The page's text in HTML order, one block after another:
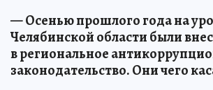
— Осенью прошлого года на
Челябинской области были
в региональное
законодательство. Они чего